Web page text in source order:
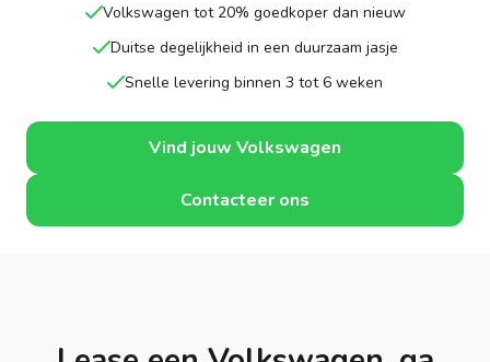
Volkswagen tot 20% goedkoper dan nieuw
Duitse degelijkheid in een duurzaam jasje
Snelle levering binnen 3 tot 6 weken
Vind jouw Volkswagen
Contacteer ons